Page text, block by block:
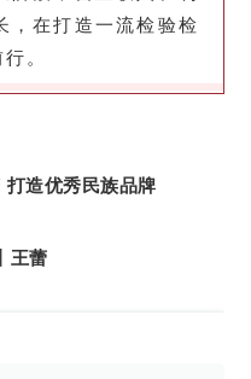
，在打造一流检验检
。
造优秀民族品牌
王蕾